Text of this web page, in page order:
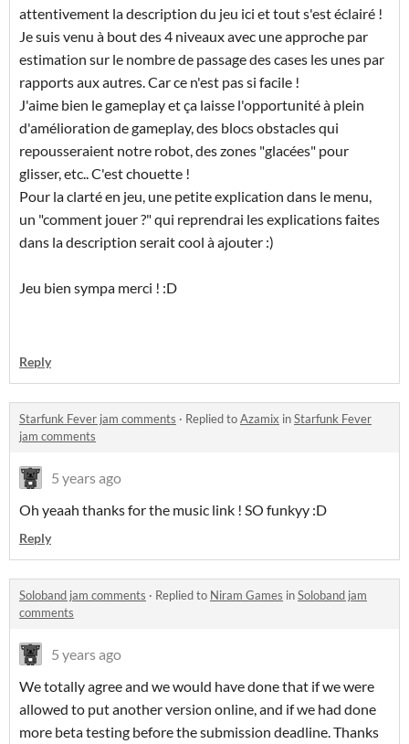
attentivement la description du jeu ici et tout s'est éclairé !
Je suis venu à bout des 4 niveaux avec une approche par
estimation sur le nombre de passage des cases les unes par
rapports aux autres. Car ce n'est pas si facile !
J'aime bien le gameplay et ça laisse l'opportunité à plein
d'amélioration de gameplay, des blocs obstacles qui
repousseraient notre robot, des zones "glacées" pour
glisser, etc.. C'est chouette !
Pour la clarté en jeu, une petite explication dans le menu,
un "comment jouer ?" qui reprendrai les explications faites
dans la description serait cool à ajouter :)
Jeu bien sympa merci ! :D
Reply
Starfunk Fever jam comments · Replied toAzamix inStarfunk Fever
jam comments
5 years ago
Oh yeaah thanks for the music link ! SO funkyy :D
Reply
Soloband jam comments · Replied to Niram Games inSoloband jam
comments
5 years ago
We totally agree and we would have done that if we were
allowed to put another version online, and if we had done
more beta testing before the submission deadline. Thanks